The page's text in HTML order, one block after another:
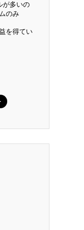
が多いの
のみ
を得てい